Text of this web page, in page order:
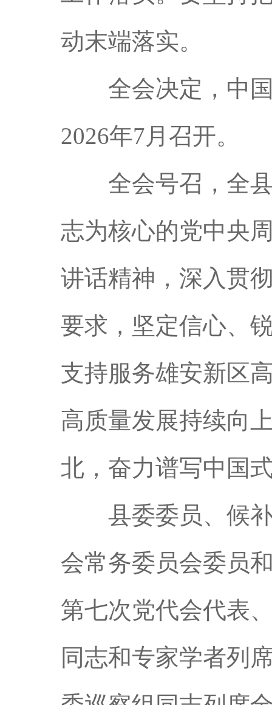
动末端落实。
全会决定，中国
2026年7月召开。
全会号召，全县
志为核心的党中央
讲话精神，深入贯
要求，坚定信心、
支持服务雄安新区
高质量发展持续向
北，奋力谱写中国
县委委员、候补
会常务委员会委员
第七次党代会代表
同志和专家学者列